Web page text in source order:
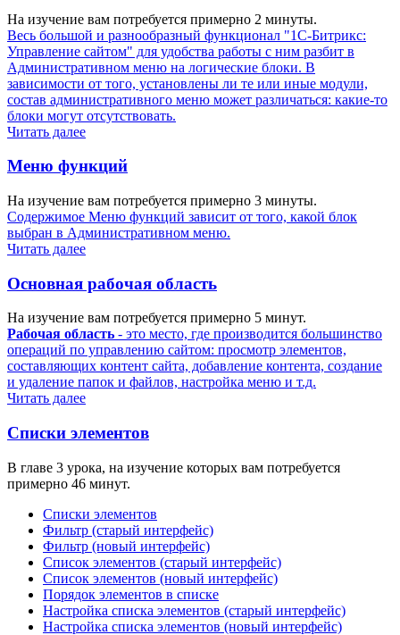
На изучение вам потребуется примерно 2 минуты.
Весь большой и разнообразный функционал "1С-Битрикс:
Управление сайтом" для удобства работы с ним разбит в
Административном меню на логические блоки. В
зависимости от того, установлены ли те или иные модули,
состав административного меню может различаться: какие-то
блоки могут отсутствовать.
Читать далее
Меню функций
На изучение вам потребуется примерно 3 минуты.
Содержимое Меню функций зависит от того, какой блок
выбран в Административном меню.
Читать далее
Основная рабочая область
На изучение вам потребуется примерно 5 минут.
Рабочая область - это место, где производится большинство
операций по управлению сайтом: просмотр элементов,
составляющих контент сайта, добавление контента, создание
и удаление папок и файлов, настройка меню и т.д.
Читать далее
Списки элементов
В главе 3 урока, на изучение которых вам потребуется
примерно 46 минут.
Списки элементов
Фильтр (старый интерфейс)
Фильтр (новый интерфейс)
Список элементов (старый интерфейс)
Список элементов (новый интерфейс)
Порядок элементов в списке
Настройка списка элементов (старый интерфейс)
Настройка списка элементов (новый интерфейс)